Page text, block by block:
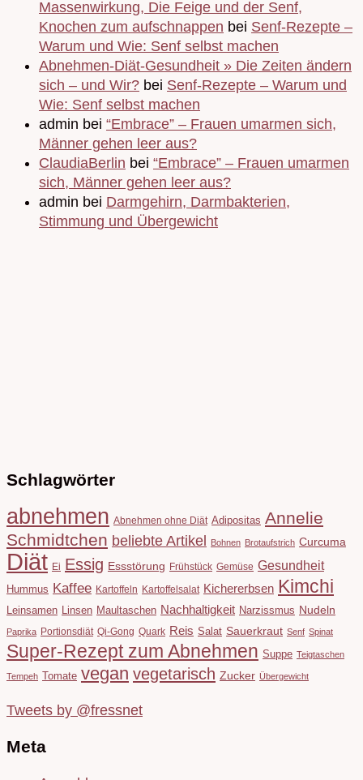
Massenwirkung, Die Feige und der Senf,
Knochen zum aufschnappen bei Senf-Rezepte –
Warum und Wie: Senf selbst machen
Abnehmen-Diät-Gesundheit » Die Zeiten ändern
sich – und Wir? bei Senf-Rezepte – Warum und
Wie: Senf selbst machen
admin bei “Embrace” – Frauen umarmen sich,
Männer gehen leer aus?
ClaudiaBerlin bei “Embrace” – Frauen umarmen
sich, Männer gehen leer aus?
admin bei Darmgehirn, Darmbakterien,
Stimmung und Übergewicht
Schlagwörter
abnehmen Abnehmen ohne Diät Adipositas Annelie
Schmidtchen beliebte Artikel Bohnen Brotaufstrich Curcuma
Diät Ei Essig Essstörung Frühstück Gemüse Gesundheit
Hummus Kaffee Kartoffeln Kartoffelsalat Kichererbsen Kimchi
Leinsamen Linsen Maultaschen Nachhaltigkeit Narzissmus Nudeln
Paprika Portionsdiät Qi-Gong Quark Reis Salat Sauerkraut Senf Spinat
Super-Rezept zum Abnehmen Suppe Teigtaschen
Tempeh Tomate vegan vegetarisch Zucker Übergewicht
Tweets by @fressnet
Meta